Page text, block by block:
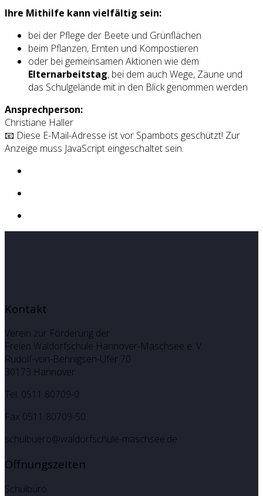
Ihre Mithilfe kann vielfältig sein:
bei der Pflege der Beete und Grünflächen
beim Pflanzen, Ernten und Kompostieren
oder bei gemeinsamen Aktionen wie dem
Elternarbeitstag, bei dem auch Wege, Zäune und
das Schulgelände mit in den Blick genommen werden
Ansprechperson:
Christiane Haller
📧 Diese E-Mail-Adresse ist vor Spambots geschützt! Zur
Anzeige muss JavaScript eingeschaltet sein.
Kontakt
Verein zur Förderung der
Freien Waldorfschule Hannover-Maschsee e. V.
Rudolf-von-Bennigsen-Ufer 70
30173 Hannover
Tel. 0511 80709-0
Fax 0511 80709-50
schulbuero@waldorfschule-maschsee.de
Öffnungszeiten
Schulbüro